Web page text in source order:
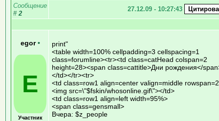
Сообщение
# 2
27.12.09 - 10:27:43
egor •
E
Участник
print"
<table width=100% cellpadding=3 cellspacing=1
class=forumline><tr><td class=catHead colspan=2
height=28><span class=cattitle>Дни рождения</
</td></tr><tr>
<td class=row1 align=center valign=middle
<img src=\"$fskin/whosonline.gif\"></td>
<td class=row1 align=left width=95%>
<span class=gensmall>
Вчера: $z_people